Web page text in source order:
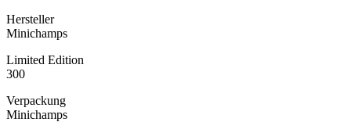
Hersteller
Minichamps
Limited Edition
300
Verpackung
Minichamps